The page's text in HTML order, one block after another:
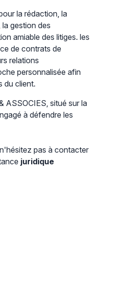
la rédaction, la
la gestion des
amiable des litiges. les
de contrats de
relations
personnalisée afin
du client.
ASSOCIES, situé sur la
à défendre les
pas à contacter
juridique